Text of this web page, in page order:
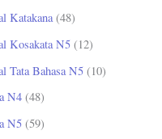
Katakana(48)
Kosakata N5 (12)
Tata Bahasa N5 (10)
N4 (48)
N5 (59)